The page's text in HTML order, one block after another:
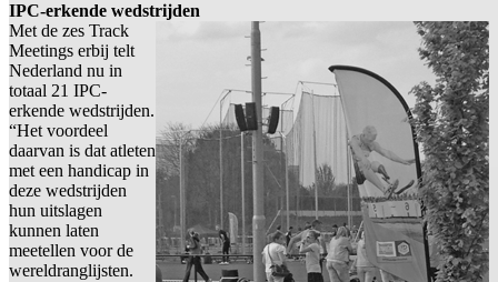
IPC-erkende wedstrijden
Met de zes Track
Meetings erbij telt
Nederland nu in
totaal 21 IPC-
erkende wedstrijden.
“Het voordeel
daarvan is dat atleten
met een handicap in
deze wedstrijden
hun uitslagen
kunnen laten
meetellen voor de
wereldranglijsten.